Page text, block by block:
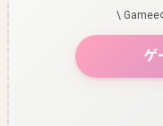
\ Gamee
ゲ